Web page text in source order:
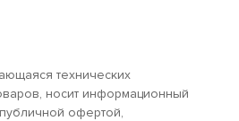
технических
носит информационный
офертой,